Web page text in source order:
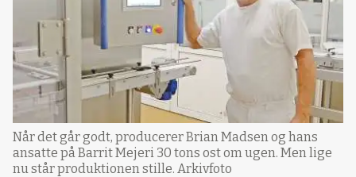
Når det går godt, producerer Brian Madsen og hans
ansatte på Barrit Mejeri 30 tons ost om ugen. Men lige
nu står produktionen stille. Arkivfoto